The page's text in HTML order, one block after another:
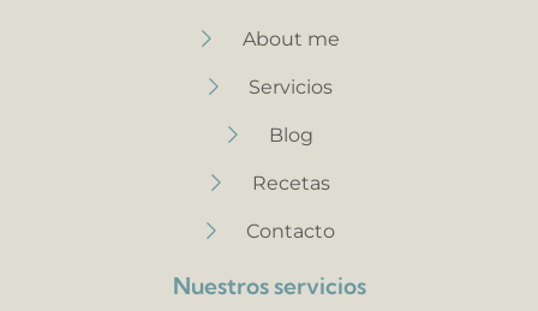
About me
Servicios
Blog
Recetas
Contacto
Nuestros servicios